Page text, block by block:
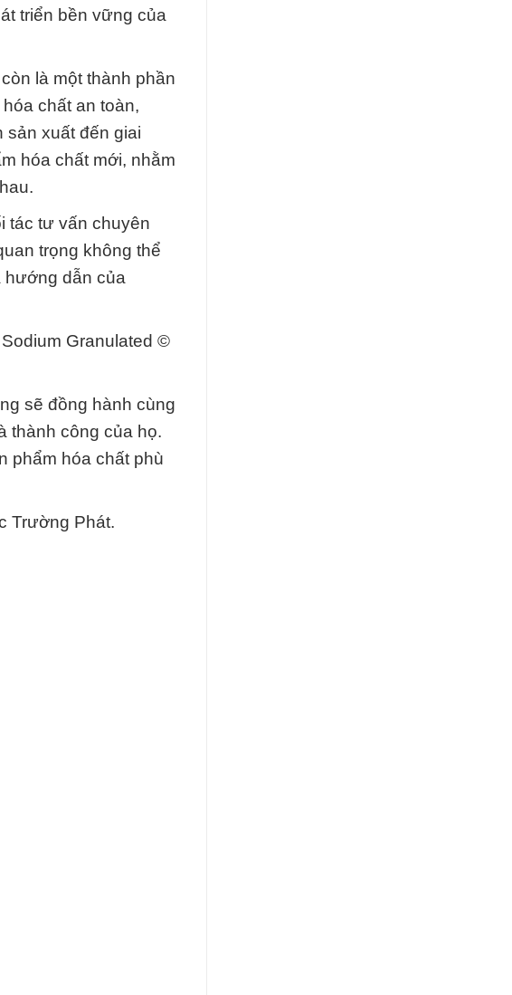
triển bền vững của
là một thành phần
chất an toàn,
sản xuất đến giai
hóa chất mới, nhằm
tác tư vấn chuyên
trọng không thể
hướng dẫn của
Granulated ©
sẽ đồng hành cùng
thành công của họ.
phẩm hóa chất phù
Trường Phát.